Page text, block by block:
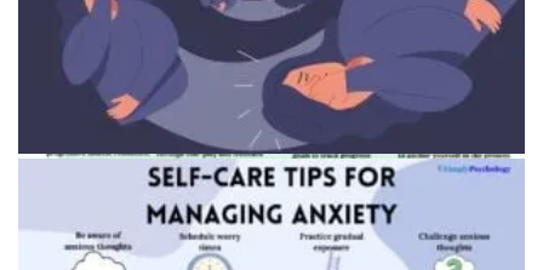
Специалист консультирует пациента
Символичное изображение преодоления страхов